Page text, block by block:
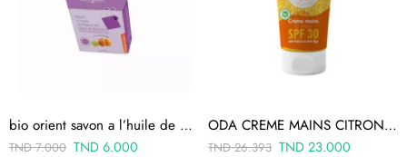
bio orient savon a l’huile de pepins de figue de barbarie
TND7.000 TND6.000
ODA CREME MAINS CITRON SPF 30 50ML
TND26.393 TND23.000